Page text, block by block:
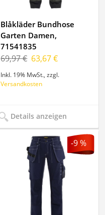
Blåkläder Bundhose
Garten Damen,
71541835
69,97 € 63,67 €
Inkl. 19% MwSt. ,zzgl.
Versandkosten
Details anzeigen
-9 %